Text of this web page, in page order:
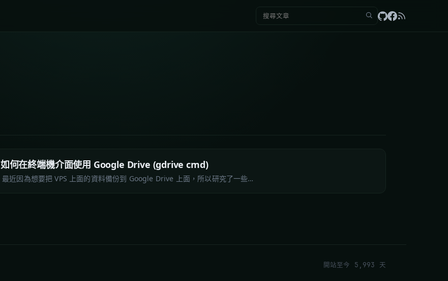
搜尋：
如何在終端機介面使用 Google Drive (gdrive cmd)
最近因為想要把 VPS 上面的資料備份到 Google Drive 上面，所以研究了一些…
開站至今 5,993 天